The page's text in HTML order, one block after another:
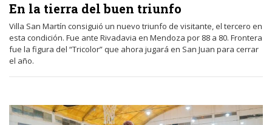
En la tierra del buen triunfo
Villa San Martín consiguió un nuevo triunfo de visitante, el tercero en
esta condición. Fue ante Rivadavia en Mendoza por 88 a 80. Frontera
fue la figura del “Tricolor” que ahora jugará en San Juan para cerrar
el año.